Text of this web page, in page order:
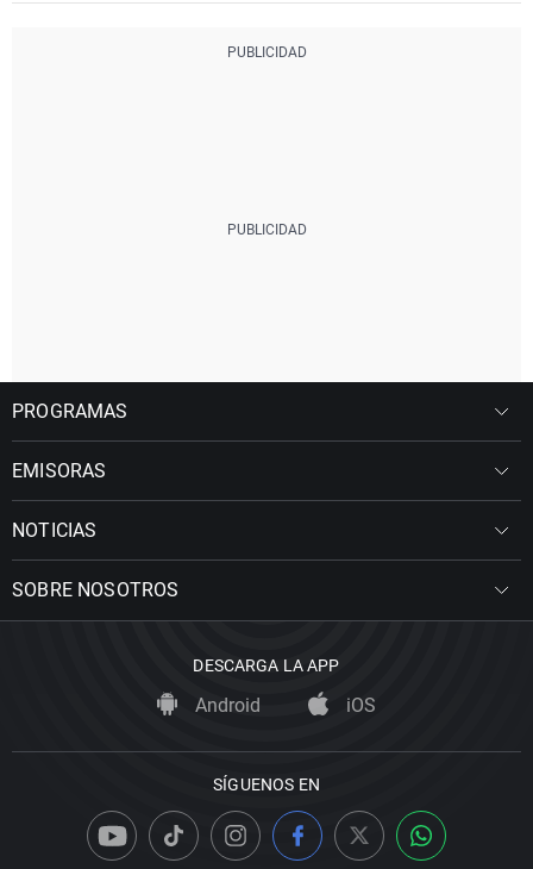
PROGRAMAS
EMISORAS
NOTICIAS
SOBRE NOSOTROS
DESCARGA LA APP
Android iOS
SÍGUENOS EN